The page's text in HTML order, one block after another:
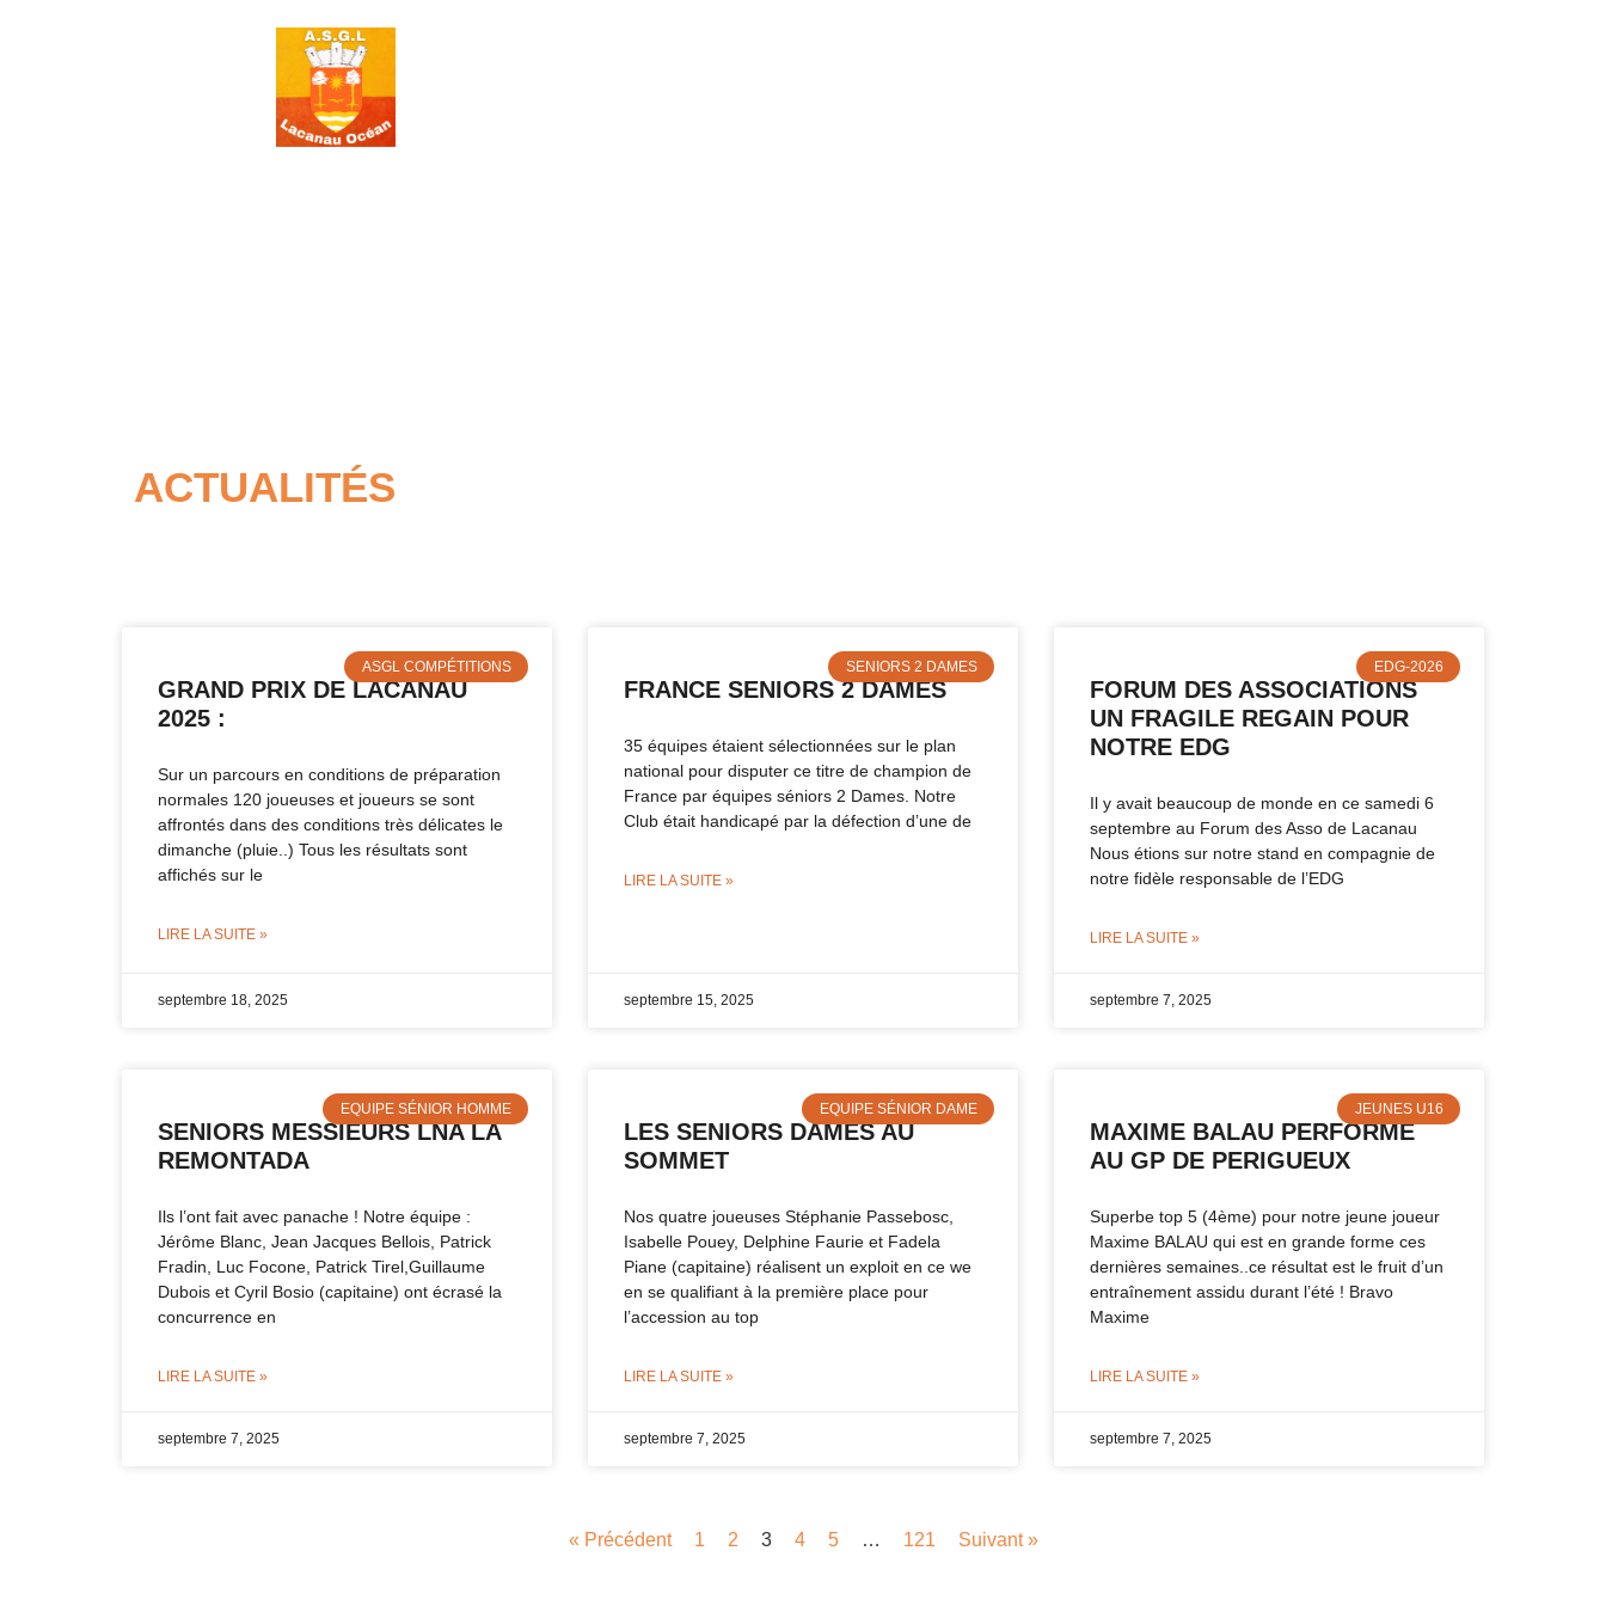
ACTUALITÉS
ASGL COMPÉTITIONS
GRAND PRIX DE LACANAU
2025 :
Sur un parcours en conditions de préparation
normales 120 joueuses et joueurs se sont
affrontés dans des conditions très délicates le
dimanche (pluie..) Tous les résultats sont
affichés sur le
LIRE LA SUITE »
septembre 18, 2025
SENIORS 2 DAMES
FRANCE SENIORS 2 DAMES
35 équipes étaient sélectionnées sur le plan
national pour disputer ce titre de champion de
France par équipes séniors 2 Dames. Notre
Club était handicapé par la défection d’une de
LIRE LA SUITE »
septembre 15, 2025
EDG-2026
FORUM DES ASSOCIATIONS
UN FRAGILE REGAIN POUR
NOTRE EDG
Il y avait beaucoup de monde en ce samedi 6
septembre au Forum des Asso de Lacanau
Nous étions sur notre stand en compagnie de
notre fidèle responsable de l’EDG
LIRE LA SUITE »
septembre 7, 2025
EQUIPE SÉNIOR HOMME
SENIORS MESSIEURS LNA LA
REMONTADA
Ils l’ont fait avec panache ! Notre équipe :
Jérôme Blanc, Jean Jacques Bellois, Patrick
Fradin, Luc Focone, Patrick Tirel,Guillaume
Dubois et Cyril Bosio (capitaine) ont écrasé la
concurrence en
LIRE LA SUITE »
septembre 7, 2025
EQUIPE SÉNIOR DAME
LES SENIORS DAMES AU
SOMMET
Nos quatre joueuses Stéphanie Passebosc,
Isabelle Pouey, Delphine Faurie et Fadela
Piane (capitaine) réalisent un exploit en ce we
en se qualifiant à la première place pour
l’accession au top
LIRE LA SUITE »
septembre 7, 2025
JEUNES U16
MAXIME BALAU PERFORME
AU GP DE PERIGUEUX
Superbe top 5 (4ème) pour notre jeune joueur
Maxime BALAU qui est en grande forme ces
dernières semaines..ce résultat est le fruit d’un
entraînement assidu durant l’été ! Bravo
Maxime
LIRE LA SUITE »
septembre 7, 2025
« Précédent 1 2 3 4 5 … 121 Suivant »